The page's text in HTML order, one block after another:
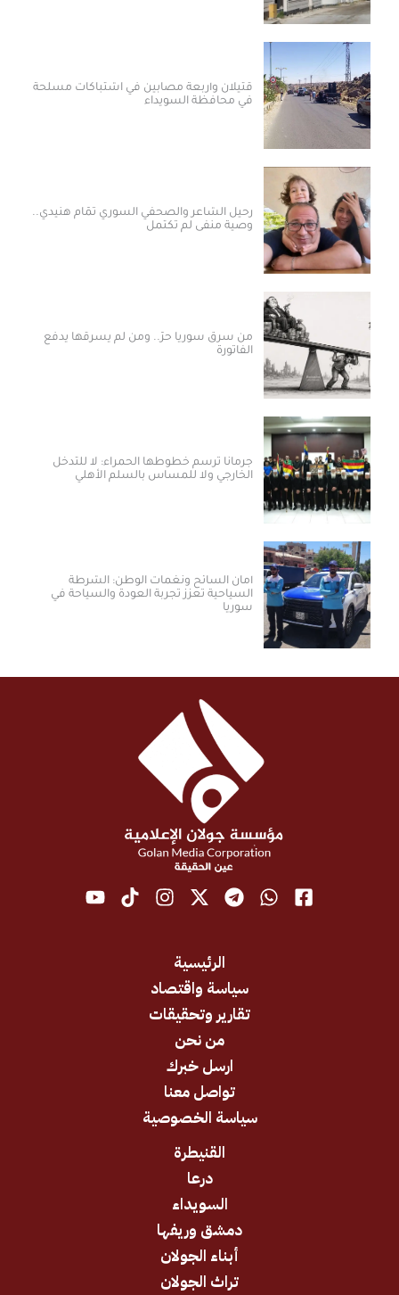
قتيلان وأربعة مصابين في اشتباكات مسلحة
في محافظة السويداء
رحيل الشاعر والصحفي السوري تمّام هنيدي..
وصية منفى لم تكتمل
من سرق سوريا حرّ.. ومن لم يسرقها يدفع
الفاتورة
جرمانا ترسم خطوطها الحمراء: لا للتدخل
الخارجي ولا للمساس بالسلم الأهلي
أمان السائح ونغمات الوطن: الشرطة
السياحية تعزز تجربة العودة والسياحة في
سوريا
سياسة واقتصاد
تقارير وتحقيقات
ارسل خبرك
تواصل معنا
سياسة الخصوصية
دمشق وريفها
أبناء الجولان
تراث الجولان